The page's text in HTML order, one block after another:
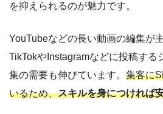
を抑えられるのが魅力です。
YouTubeなどの長い動画の編集が
TikTokやInstagramなどに投稿する
集の需要も伸びています。 集客に
いるため、スキルを身につければ